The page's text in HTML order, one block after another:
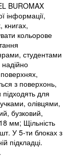
BUROMAX
інформації,
книгах,
кольорове
студентами
з поверхонь,
для
олівцями,
бузковий,
мм; Щільність
У 5-ти блоках з
підкладці.